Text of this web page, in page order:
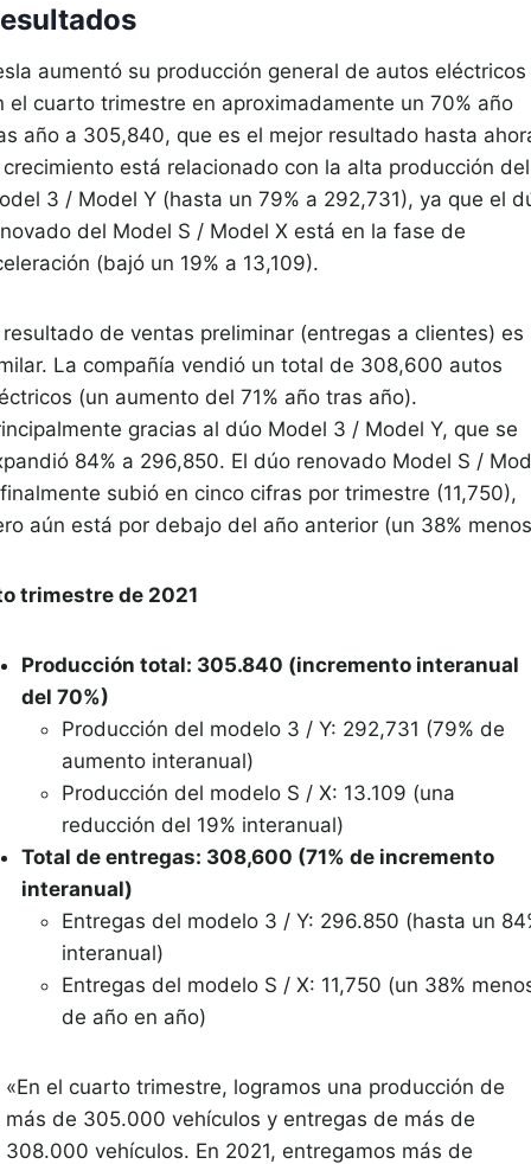
aumentó su producción general de autos eléctricos
el cuarto trimestre en aproximadamente un 70% año
año a 305,840, que es el mejor resultado hasta
crecimiento está relacionado con la alta producción del
3 / Model Y (hasta un 79% a 292,731), ya que el
del Model S / Model X está en la fase de
(bajó un 19% a 13,109).
resultado de ventas preliminar (entregas a clientes) es
La compañía vendió un total de 308,600 autos
(un aumento del 71% año tras año).
gracias al dúo Model 3 / Model Y, que se
84% a 296,850. El dúo renovado Model S /
subió en cinco cifras por trimestre (11,750),
aún está por debajo del año anterior (un 38%
trimestre de 2021
Producción total: 305.840 (incremento interanual
del 70%)
Producción del modelo 3 / Y: 292,731 (79% de
aumento interanual)
Producción del modelo S / X: 13.109 (una
reducción del 19% interanual)
Total de entregas: 308,600 (71% de incremento
interanual)
Entregas del modelo 3 / Y: 296.850 (hasta un
interanual)
Entregas del modelo S / X: 11,750 (un 38%
de año en año)
«En el cuarto trimestre, logramos una producción de
más de 305.000 vehículos y entregas de más de
308.000 vehículos. En 2021, entregamos más de